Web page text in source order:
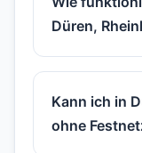
Düren,
Kann ich in
ohne